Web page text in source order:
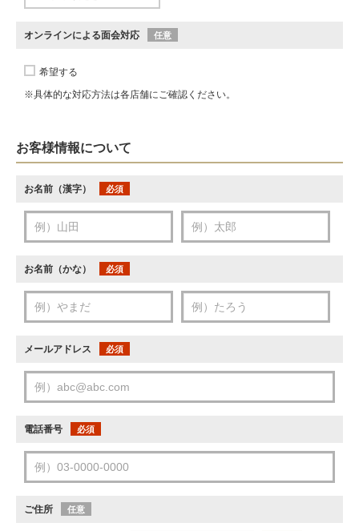
オンラインによる面会対応 任意
希望する
※具体的な対応方法は各店舗にご確認ください。
お客様情報について
お名前（漢字） 必須
お名前（かな） 必須
メールアドレス 必須
電話番号 必須
ご住所 任意